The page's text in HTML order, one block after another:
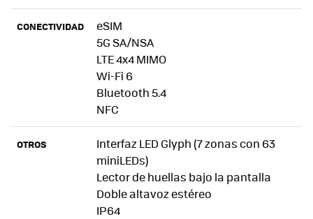
CONECTIVIDAD
eSIM
5G SA/NSA
LTE 4x4 MIMO
Wi-Fi 6
Bluetooth 5.4
NFC
OTROS
Interfaz LED Glyph (7 zonas con 63
miniLEDs)
Lector de huellas bajo la pantalla
Doble altavoz estéreo
IP64